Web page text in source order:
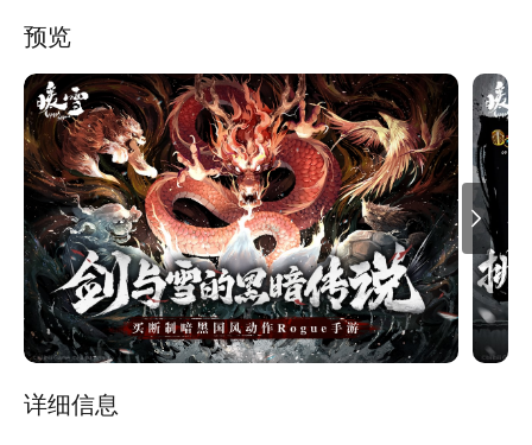
预览
详细信息